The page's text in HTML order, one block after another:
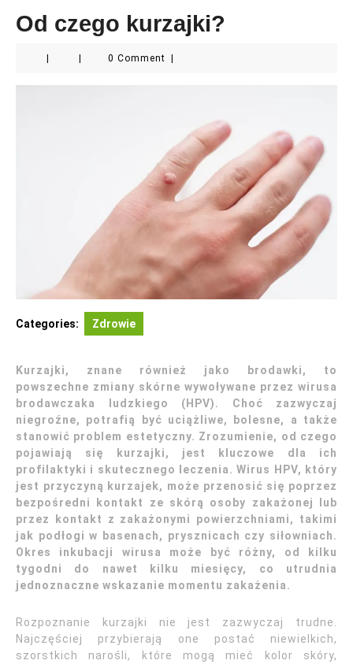
Od czego kurzajki?
0 Comment
Categories: Zdrowie
Kurzajki, znane również jako brodawki, to
powszechne zmiany skórne wywoływane przez wirusa
brodawczaka ludzkiego (HPV). Choć zazwyczaj
niegroźne, potrafią być uciążliwe, bolesne, a także
stanowić problem estetyczny. Zrozumienie, od czego
pojawiają się kurzajki, jest kluczowe dla ich
profilaktyki i skutecznego leczenia. Wirus HPV, który
jest przyczyną kurzajek, może przenosić się poprzez
bezpośredni kontakt ze skórą osoby zakażonej lub
przez kontakt z zakażonymi powierzchniami, takimi
jak podłogi w basenach, prysznicach czy siłowniach.
Okres inkubacji wirusa może być różny, od kilku
tygodni do nawet kilku miesięcy, co utrudnia
jednoznaczne wskazanie momentu zakażenia.
Rozpoznanie kurzajki nie jest zazwyczaj trudne.
Najczęściej przybierają one postać niewielkich,
szorstkich narośli, które mogą mieć kolor skóry,